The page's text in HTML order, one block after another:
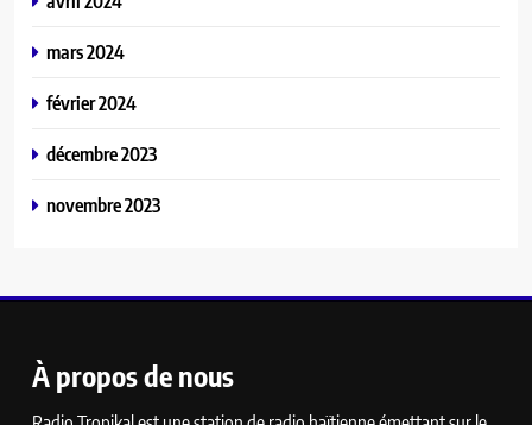
mars 2024
février 2024
décembre 2023
novembre 2023
À propos de nous